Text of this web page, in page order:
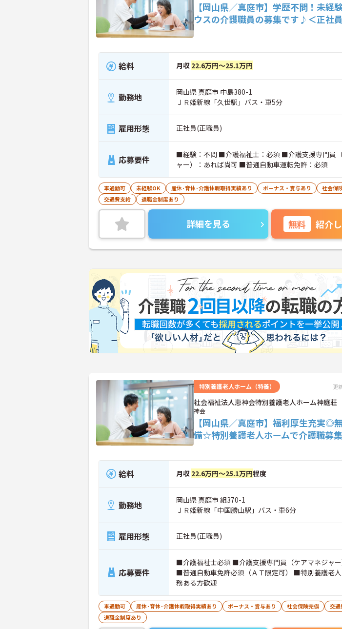
【岡山県／真庭市】学歴不問！未経
ウスの介護職員の募集です♪＜正社
給料 月収 22.6万円～25.1万円
勤務地
岡山県 真庭市 中島380-1
ＪＲ姫新線「久世駅」バス・車5分
雇用形態 正社員(正職員)
応募要件
■経験：不問 ■介護福祉士：必須 ■介護支援専門員
ャー）：あれば尚可 ■普通自動車運転免許：必須
車通勤可 未経験OK 産休･育休･介護休暇取得実績あり ボーナス・賞与あり
社会保
交通費支給
退職金制度あり
詳細を見る 無料 紹介
特別養護老人ホーム（特養） 更
社会福祉法人恵神会特別養護老人ホーム神庭荘
神会
【岡山県／真庭市】福利厚生充実◎
備☆特別養護老人ホームで介護職募集
給料 月収 22.6万円～25.1万円程度
勤務地
岡山県 真庭市 組370-1
ＪＲ姫新線「中国勝山駅」バス・車6分
雇用形態 正社員(正職員)
応募要件
■介護福祉士必須 ■介護支援専門員（ケアマネジャ
■普通自動車免許必須（ＡＴ限定可） ■特別養護老
務ある方歓迎
車通勤可 産休･育休･介護休暇取得実績あり ボーナス・賞与あり 社会保険完備
交通
退職金制度あり